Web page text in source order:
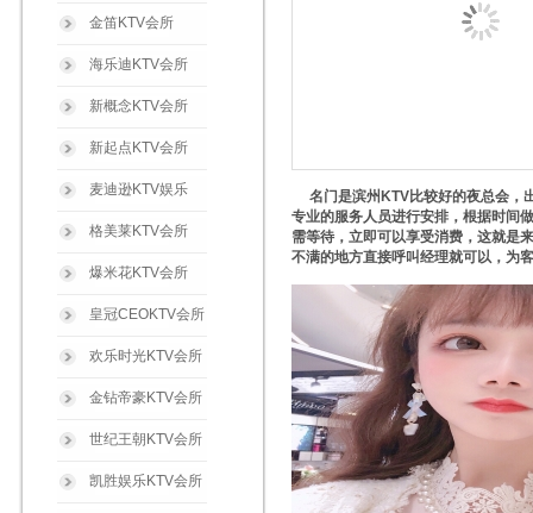
金笛KTV会所
海乐迪KTV会所
新概念KTV会所
新起点KTV会所
麦迪逊KTV娱乐
格美莱KTV会所
爆米花KTV会所
皇冠CEOKTV会所
欢乐时光KTV会所
金钻帝豪KTV会所
世纪王朝KTV会所
凯胜娱乐KTV会所
名门是滨州KTV比较好的夜总会，
专业的服务人员进行安排，根据时间
需等待，立即可以享受消费，这就是
不满的地方直接呼叫经理就可以，为